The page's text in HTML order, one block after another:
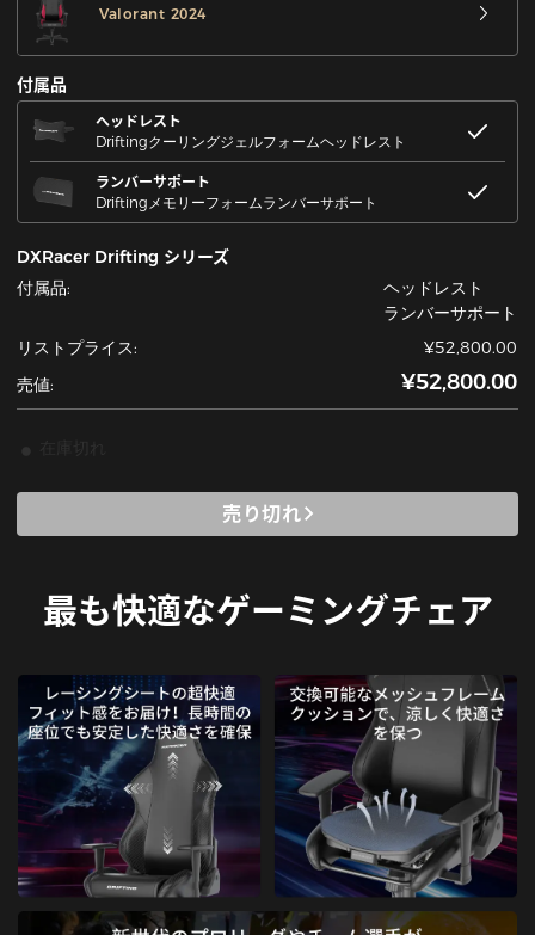
Valorant 2024
付属品
ヘッドレスト
Driftingクーリングジェルフォームヘッドレスト
ランバーサポート
Driftingメモリーフォームランバーサポート
DXRacer Drifting シリーズ
付属品:
ヘッドレスト
ランバーサポート
リストプライス:
¥52,800.00
売値:
¥52,800.00
売り切れ
最も快適なゲーミングチェア